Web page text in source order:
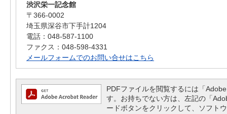
渋沢栄一記念館
〒366-0002
埼玉県深谷市下手計1204
電話：048-587-1100
ファクス：048-598-4331
メールフォームでのお問い合せはこちら
PDFファイルを閲覧するには「
す。お持ちでない方は、左記の「
ードボタンをクリックして、ソフト